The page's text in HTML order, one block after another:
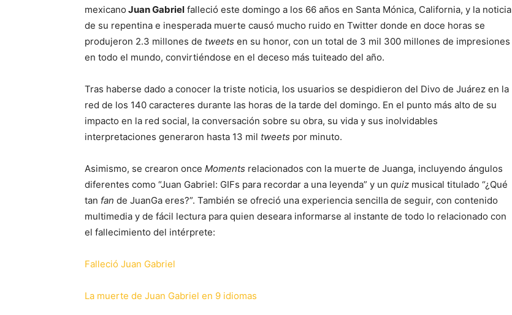
mexicano Juan Gabriel falleció este domingo a los 66 años en Santa Mónica, California, y la noticia
de su repentina e inesperada muerte causó mucho ruido en Twitter donde en doce horas se
produjeron 2.3 millones de tweets en su honor, con un total de 3 mil 300 millones de impresiones
en todo el mundo, convirtiéndose en el deceso más tuiteado del año.
Tras haberse dado a conocer la triste noticia, los usuarios se despidieron del Divo de Juárez en la
red de los 140 caracteres durante las horas de la tarde del domingo. En el punto más alto de su
impacto en la red social, la conversación sobre su obra, su vida y sus inolvidables
interpretaciones generaron hasta 13 mil tweets por minuto.​
Asimismo, se crearon once Moments relacionados con la muerte de Juanga, incluyendo ángulos
diferentes como “Juan Gabriel: GIFs para recordar a una leyenda” y un quiz musical titulado “¿Qué
tan fan de JuanGa eres?”. También se ofreció una experiencia sencilla de seguir, con contenido
multimedia y de fácil lectura para quien deseara informarse al instante de todo lo relacionado con
el fallecimiento del intérprete:
Falleció Juan Gabriel
La muerte de Juan Gabriel en 9 idiomas